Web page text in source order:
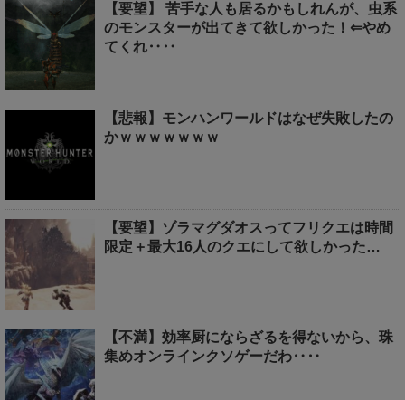
【要望】 苦手な人も居るかもしれんが、虫系
のモンスターが出てきて欲しかった！⇐やめ
てくれ‥‥
【悲報】モンハンワールドはなぜ失敗したの
かｗｗｗｗｗｗｗ
【要望】ゾラマグダオスってフリクエは時間
限定＋最大16人のクエにして欲しかった…
【不満】効率厨にならざるを得ないから、珠
集めオンラインクソゲーだわ‥‥